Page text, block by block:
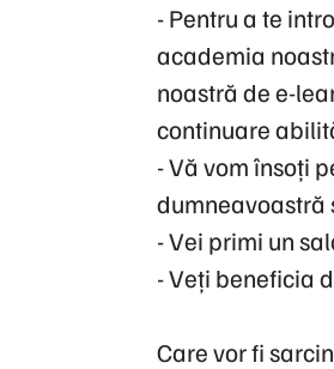
-Pentru a te
academia
noastră de e-
continuare
-Vă vom însoți
dumneavoastră
-Vei primi un
-Veți beneficia
Care vor fi